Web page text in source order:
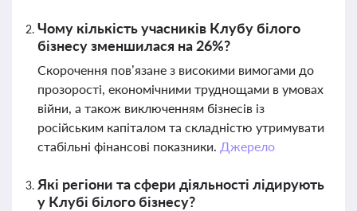
Чому кількість учасників Клубу білого
бізнесу зменшилася на 26%?
Скорочення пов’язане з високими вимогами до
прозорості, економічними труднощами в умовах
війни, а також виключенням бізнесів із
російським капіталом та складністю утримувати
стабільні фінансові показники. Джерело
Які регіони та сфери діяльності лідирують
у Клубі білого бізнесу?